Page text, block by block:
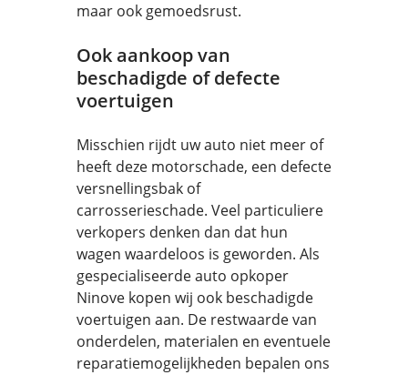
maar ook gemoedsrust.
Ook aankoop van
beschadigde of defecte
voertuigen
Misschien rijdt uw auto niet meer of
heeft deze motorschade, een defecte
versnellingsbak of
carrosserieschade. Veel particuliere
verkopers denken dan dat hun
wagen waardeloos is geworden. Als
gespecialiseerde auto opkoper
Ninove kopen wij ook beschadigde
voertuigen aan. De restwaarde van
onderdelen, materialen en eventuele
reparatiemogelijkheden bepalen ons